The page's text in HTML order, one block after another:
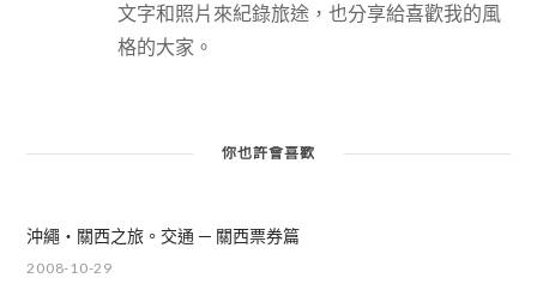
文字和照片來紀錄旅途，也分享給喜歡我的風
格的大家。
你也許會喜歡
沖繩‧關西之旅。交通 ─ 關西票券篇
2008-10-29